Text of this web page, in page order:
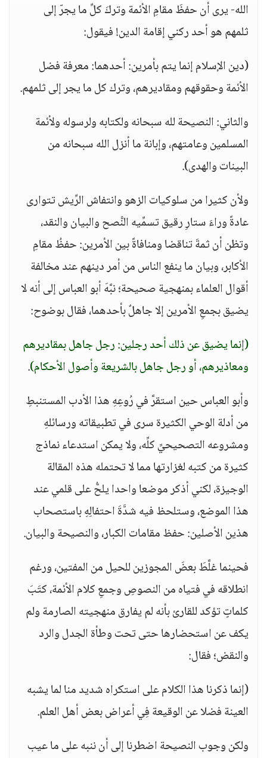
الله- يرى أن حفظَ مقامِ الأئمة وتركَ كلِّ ما يجرّ إلى
ثلمهم هو أحد ركني إقامة الدين! فيقول:
(دين الإسلام إنما يتم بأمرين: أحدهما: معرفة فضل
الأئمة وحقوقهم ومقاديرهم، وترك كل ما يجر إلى ثلمهم.
والثاني: النصيحة لله سبحانه ولكتابه ولرسوله ولأئمة
المسلمين وعامتهم، وإبانة ما أنزل الله سبحانه من
البينات والهدى).
ولأن كثيرا من سلوكيات الزهو وانتفاش الرِّيش تتوارى
عادةً وراءَ ستارِ رقيق تسمِّيه النًّصح والبيان والنقد،
وتظن أن ثمةَ تناقضا ومنافاةً بين الأمرين: حفظُ مقامِ
الأكابر، وبيان ما ينفع الناس من أمر دينهم عند مخالفة
أقوال العلماء بمنهجية صحيحة؛ نبَّهَ أبو العباس إلى أنه لا
يضيق بجمعِ الأمرين إلا جاهلٌ بأحدهما، فقال بوضوح:
(إنما يضيق عن ذلك أحد رجلين: رجل جاهل بمقاديرهم
ومعاذيرهم، أو رجل جاهل بالشريعة وأصول الأحكام).
وأبو العباس حين استقرَّ في رُوعِهِ هذا الأدب المستنبطِ
من أدلة الوحي الكثيرة سرى في تطبيقاته ورسائلهِ
ومشروعه التصحيحيِّ كلِّه، ولا يمكن استدعاء نماذج
كثيرة من كتبه لغزارتها مما لا تحتمله هذه المقالة
الوجيزة، لكني أذكر موضعا واحدا يلحُّ على قلمي عند
هذا الموضع، وستلحظ فيه شدَّةَ احتفالِهِ باستصحاب
هذين الأصلين: حفظ مقامات الكبار، والنصيحة والبيان.
فحينما غلَّطَ بعضَ المجوزين للحيل من المفتين، ورغم
انطلاقه في فتياه من النصوصِ وجمعِ كلام الأئمة، كتَبَ
كلماتٍ تؤكد للقارئ بأنه لم يفارق منهجيته الصارمة ولم
يكف عن استحضارها حتى تحت وطأة الجدل والرد
والنقض؛ فقال:
(إنما ذكرنا هذا الكلام على استكراه شديد منا لما يشبه
العينة فضلا عن الوقيعة فِي أعراض بعض أهل العلم.
ولكن وجوب النصيحة اضطرنا إلى أن ننبه على ما عيب